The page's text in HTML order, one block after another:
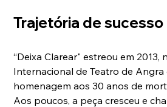
Trajetória de sucesso
“Deixa Clarear" estreou em 2013,
Internacional de Teatro de Angra
homenagem aos 30 anos de
Aos poucos, a peça cresceu e